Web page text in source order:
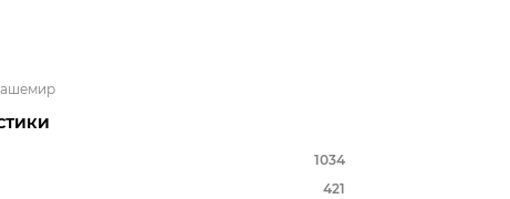
1034
421